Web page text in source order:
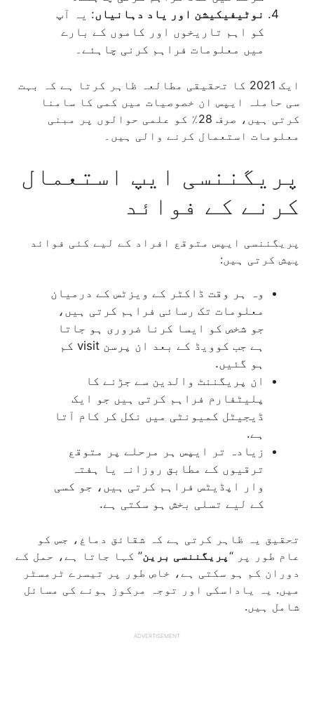
نوٹیفیکیشن اور یاد دہانیاں: یہ آپ
کو اہم تاریخوں اور کاموں کے بارے
میں معلومات فراہم کرنی چاہئے۔
ایک 2021 کا تحقیقی مطالعہ ظاہر کرتا ہے کہ بہت
سی حاملہ ایپس ان خصوصیات میں کمی کا سامنا
کرتی ہیں، صرف 28٪ کو علمی حوالوں پر مبنی
معلومات استعمال کرنے والی ہیں۔
پریگننسی ایپ استعمال
کرنے کے فوائد
پریگننسی ایپس متوقع افراد کے لیے کئی فوائد
پیش کرتی ہیں:
وہ ہر وقت ڈاکٹر کے ویزٹس کے درمیان
معلومات تک رسائی فراہم کرتی ہیں،
جو شخص کو ایسا کرنا ضروری ہو جاتا
ہے جب کوویڈ کے بعد ان پرسن visit کم
ہو گئیں.
ان پریگننٹ والدین سے جڑنے کا
پلیٹفارم فراہم کرتی ہیں جو ایک
ڈیجیٹل کمیونٹی میں نکل کر کام آتا
ہے.
زیادہ تر ایپس ہر مرحلے پر متوقع
ترقیوں کے مطابق روزانہ یا ہفتہ
وار اپڈیٹس فراہم کرتی ہیں، جو کسی
کے لیے تسلی بخش ہو سکتی ہے.
تحقیق یہ ظاہر کرتی ہے کہ شقائق دماغ، جس کو
عام طور پر “ پریگننسی برین” کہا جاتا ہے، حمل کے
دوران کم ہو سکتی ہے، خاص طور پر تیسرے ٹرمسٹر
میں. یہ یاداسکی اور توجہ مرکوز ہونے کی مسائل
شامل ہیں.
ADVERTISEMENT